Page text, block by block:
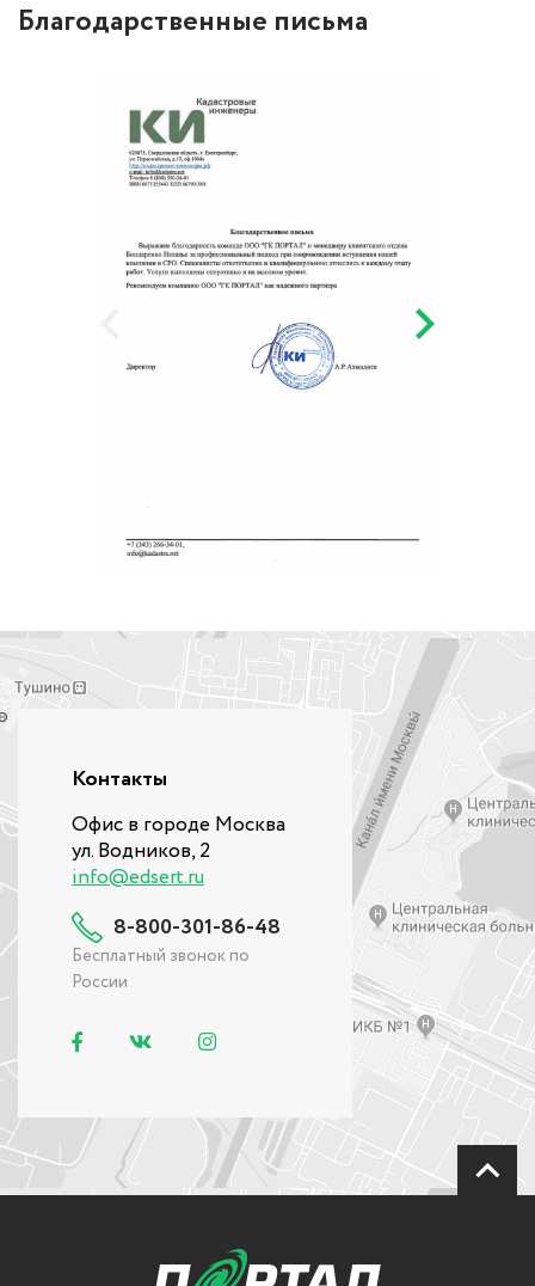
Благодарственные письма
Контакты
Офис в городе Москва
ул. Водников, 2
info@edsert.ru
8-800-301-86-48
Бесплатный звонок по
России